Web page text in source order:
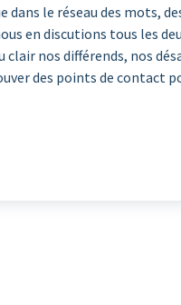
le réseau des mots,
en discutions tous les
nos différends, nos
des points de contact